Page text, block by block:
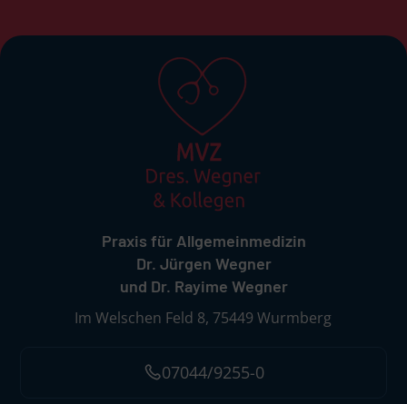
Praxis für Allgemeinmedizin
Dr. Jürgen Wegner
und Dr. Rayime Wegner
Im Welschen Feld 8, 75449 Wurmberg
07044/9255-0